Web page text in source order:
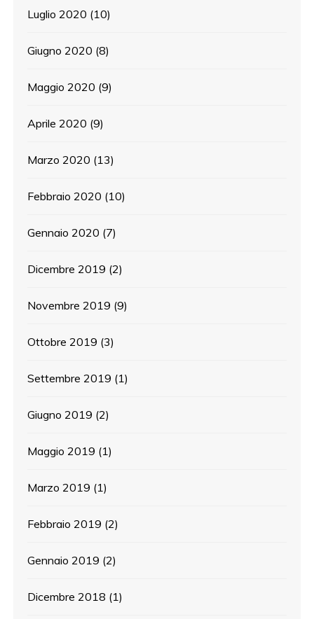
Luglio 2020 (10)
Giugno 2020 (8)
Maggio 2020 (9)
Aprile 2020 (9)
Marzo 2020 (13)
Febbraio 2020 (10)
Gennaio 2020 (7)
Dicembre 2019 (2)
Novembre 2019 (9)
Ottobre 2019 (3)
Settembre 2019 (1)
Giugno 2019 (2)
Maggio 2019 (1)
Marzo 2019 (1)
Febbraio 2019 (2)
Gennaio 2019 (2)
Dicembre 2018 (1)